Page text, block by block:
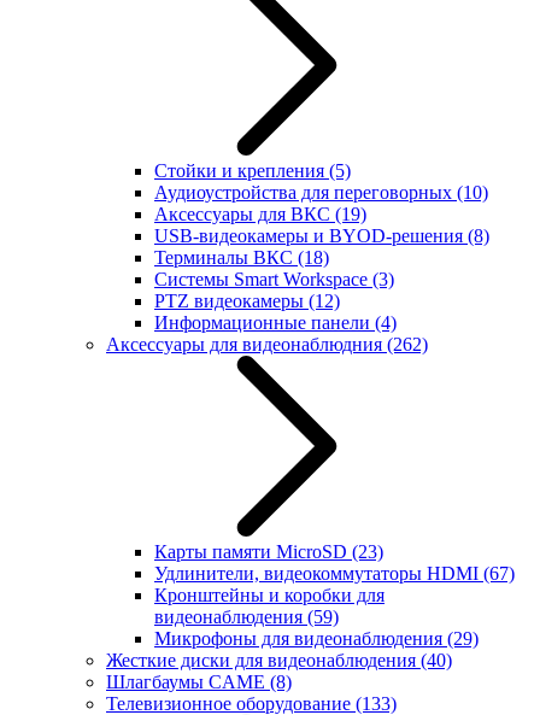
Стойки и крепления (5)
Аудиоустройства для переговорных (10)
Аксессуары для ВКС (19)
USB-видеокамеры и BYOD-решения (8)
Терминалы ВКС (18)
Системы Smart Workspace (3)
PTZ видеокамеры (12)
Информационные панели (4)
Аксессуары для видеонаблюдния (262)
Карты памяти MicroSD (23)
Удлинители, видеокоммутаторы HDMI (67)
Кронштейны и коробки для
видеонаблюдения (59)
Микрофоны для видеонаблюдения (29)
Жесткие диски для видеонаблюдения (40)
Шлагбаумы CAME (8)
Телевизионное оборудование (133)